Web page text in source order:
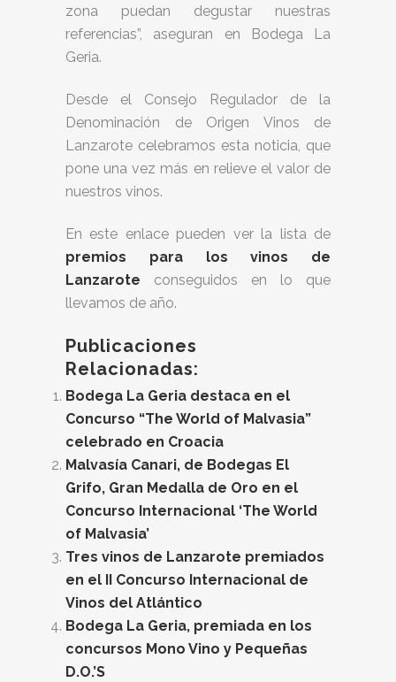
zona puedan degustar nuestras
referencias”, aseguran en Bodega La
Geria.
Desde el Consejo Regulador de la
Denominación de Origen Vinos de
Lanzarote celebramos esta noticia, que
pone una vez más en relieve el valor de
nuestros vinos.
En este enlace pueden ver la lista de
premios para los vinos de
Lanzarote conseguidos en lo que
llevamos de año.
Publicaciones
Relacionadas:
Bodega La Geria destaca en el
Concurso “The World of Malvasia”
celebrado en Croacia
Malvasía Canari, de Bodegas El
Grifo, Gran Medalla de Oro en el
Concurso Internacional ‘The World
of Malvasia’
Tres vinos de Lanzarote premiados
en el II Concurso Internacional de
Vinos del Atlántico
Bodega La Geria, premiada en los
concursos Mono Vino y Pequeñas
D.O.’S